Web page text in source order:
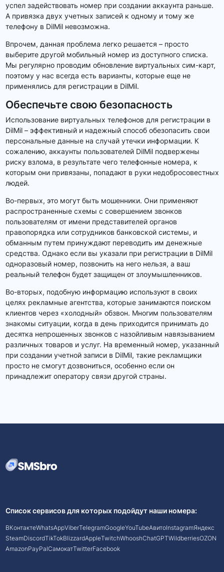
успел задействовать номер при создании аккаунта раньше.
А привязка двух учетных записей к одному и тому же
телефону в DilMil невозможна.
Впрочем, данная проблема легко решается – просто
выберите другой мобильный номер из доступного списка.
Мы регулярно проводим обновление виртуальных сим-карт,
поэтому у нас всегда есть варианты, которые еще не
применялись для регистрации в DilMil.
Обеспечьте свою безопасность
Использование виртуальных телефонов для регистрации в
DilMil – эффективный и надежный способ обезопасить свои
персональные данные на случай утечки информации. К
сожалению, аккаунты пользователей DilMil подвержены
риску взлома, в результате чего телефонные номера, к
которым они привязаны, попадают в руки недобросовестных
людей.
Во-первых, это могут быть мошенники. Они применяют
распространенные схемы с совершением звонков
пользователям от имени представителей органов
правопорядка или сотрудников банковской системы, и
обманным путем принуждают переводить им денежные
средства. Однако если вы указали при регистрации в DilMil
одноразовый номер, позвонить на него нельзя, а ваш
реальный телефон будет защищен от злоумышленников.
Во-вторых, подобную информацию используют в своих
целях рекламные агентства, которые занимаются поиском
клиентов через «холодный» обзвон. Многим пользователям
знакомы ситуации, когда в день приходится принимать до
десятка непрошенных звонков с назойливым навязыванием
различных товаров и услуг. На временный номер, указанный
при создании учетной записи в DilMil, такие рекламщики
просто не смогут дозвониться, особенно если он
принадлежит оператору связи другой страны.
Список сервисов для которых подойдут наши номера:
ВКонтактеWhatsAppViberTelegramGoogleYouTubeАвитоInstagramЯндекс
SteamDiscordTikTokBlizzardAppleTwitchWhooshChatGPTWildberriesOZON
AmazonPayPalСамокатTwitterFacebook